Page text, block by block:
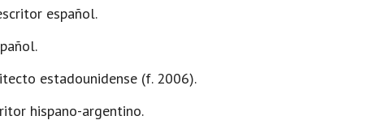
español.
estadounidense (f. 2006).
hispano-argentino.